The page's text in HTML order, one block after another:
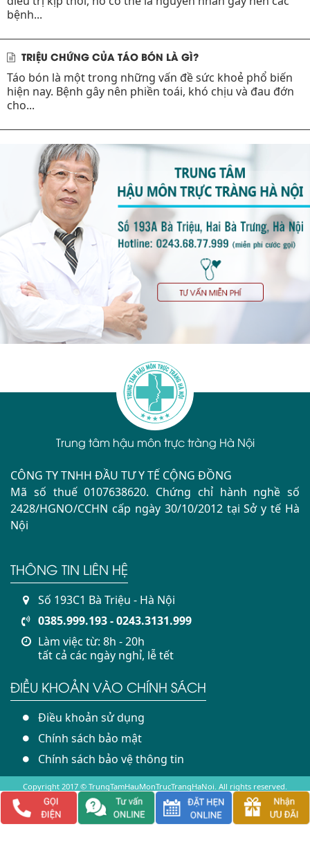
bệnh...
TRIỆU CHỨNG CỦA TÁO BÓN LÀ GÌ?
Táo bón là một trong những vấn đề sức khoẻ phổ biến
hiện nay. Bệnh gây nên phiền toái, khó chịu và đau đớn
cho...
Trung tâm hậu môn trực tràng Hà Nội
CÔNG TY TNHH ĐẦU TƯ Y TẾ CỘNG ĐỒNG
Mã số thuế 0107638620. Chứng chỉ hành nghề số
2428/HGNO/CCHN cấp ngày 30/10/2012 tại Sở y tế Hà
Nội
THÔNG TIN LIÊN HỆ
Số 193C1 Bà Triệu - Hà Nội
0385.999.193 - 0243.3131.999
Làm việc từ: 8h - 20h
tất cả các ngày nghỉ, lễ tết
ĐIỀU KHOẢN VÀO CHÍNH SÁCH
Điều khoản sử dụng
Chính sách bảo mật
Chính sách bảo vệ thông tin
Copyright 2017 © TrungTamHauMonTrucTrangHaNoi. All rights reserved.
(Hiệu quả điều trị và hồi phục tùy thuộc vào cơ địa mỗi người
Người bệnh nên liên hệ trước để được tư vấn cụ thể)